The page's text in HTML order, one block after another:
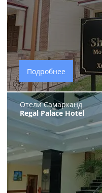
Подробнее
Отели Самарканд
Regal Palace Hotel